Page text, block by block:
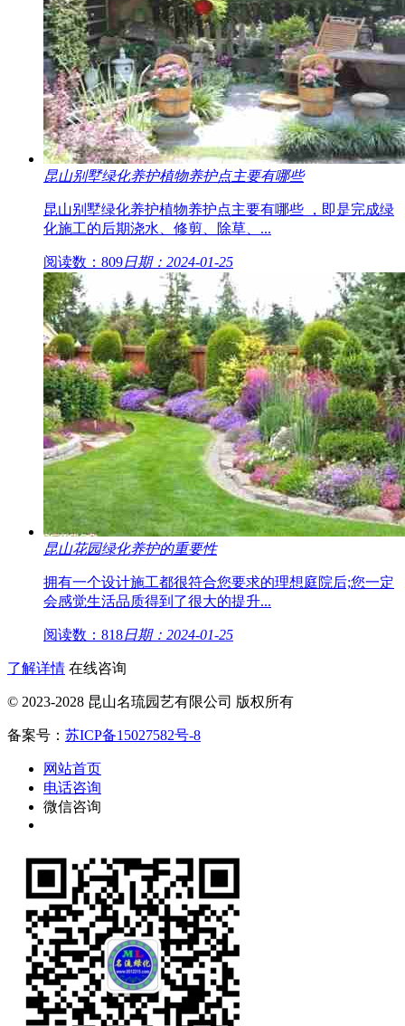
昆山别墅绿化养护植物养护点主要有哪些
昆山别墅绿化养护植物养护点主要有哪些 ，即是完成绿
化施工的后期浇水、修剪、除草、...
阅读数：809日期：2024-01-25
昆山花园绿化养护的重要性
拥有一个设计施工都很符合您要求的理想庭院后;您一定
会感觉生活品质得到了很大的提升...
阅读数：818日期：2024-01-25
了解详情 在线咨询
© 2023-2028 昆山名琉园艺有限公司 版权所有
备案号： 苏ICP备15027582号-8
网站首页
电话咨询
微信咨询